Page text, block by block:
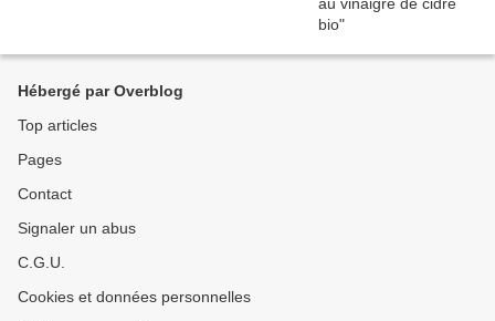
Hébergé par Overblog
Top articles
Pages
Contact
Signaler un abus
C.G.U.
Cookies et données personnelles